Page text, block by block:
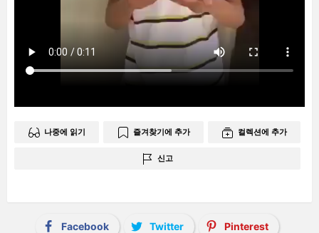
나중에 읽기 즐겨찾기에 추가 컬렉션에 추가
신고
Facebook Twitter Pinterest